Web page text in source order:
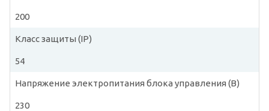
200
Класс защиты (IP)
54
Напряжение электропитания блока управления (В)
230